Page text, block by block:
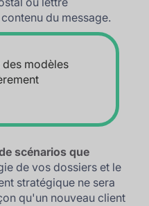
du message.
modèles
scénarios que
de vos dossiers et le
stratégique ne sera
qu'un nouveau client